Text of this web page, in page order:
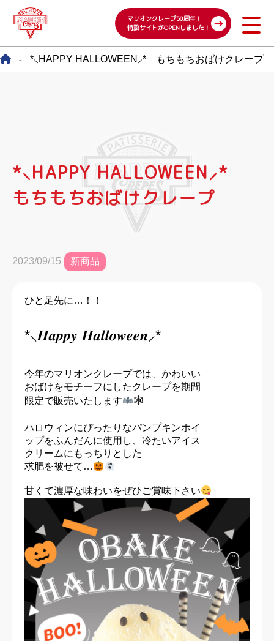
マリオンクレープ50周年！
特設サイトがOPENしました！
- *⸜HAPPY HALLOWEEN⸝* もちもちおばけクレープ
*⸜HAPPY HALLOWEEN⸝*
もちもちおばけクレープ
2023/09/15 新商品
今年のマリオンクレープでは、かわいい
おばけをモチーフにしたクレープを期間
限定で販売いたします
🕸
ハロウィンにぴったりなパンプキンホイ
ップをふんだんに使用し、冷たいアイス
クリームにもっちりとした
求肥を被せて…
甘くて濃厚な味わいをぜひご賞味下さい